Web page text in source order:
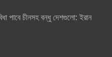
পাবে চীনসহ বন্ধু দেশগুলো: ইরান